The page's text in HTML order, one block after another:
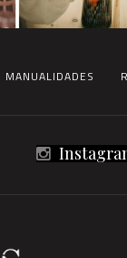
MANUALIDADES